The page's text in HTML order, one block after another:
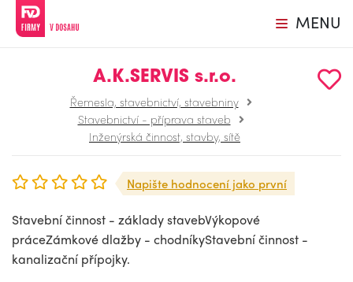
MENU
A.K.SERVIS s.r.o.
Řemesla, stavebnictví, stavebniny
Stavebnictví - příprava staveb
Inženýrská činnost, stavby, sítě
Napište hodnocení jako první
Stavební činnost - základy stavebVýkopové
práceZámkové dlažby - chodníkyStavební činnost -
kanalizační přípojky.